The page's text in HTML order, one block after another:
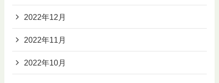
2022年12月
2022年11月
2022年10月